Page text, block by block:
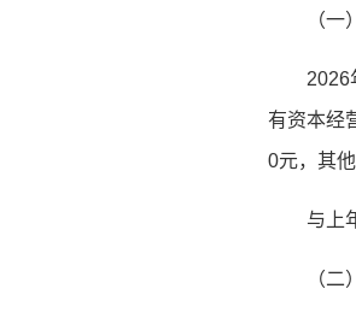
（
2026
有资本经
0元，其他
与上
（